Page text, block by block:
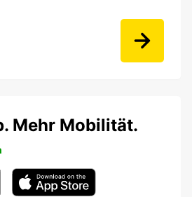
Mehr Mobilität.